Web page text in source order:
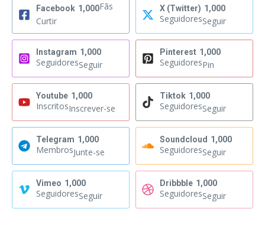
Facebook 1,000Fãs
Curtir
X (Twitter) 1,000
SeguidoresSeguir
Instagram 1,000
SeguidoresSeguir
Pinterest 1,000
SeguidoresPin
Youtube 1,000
InscritosInscrever-se
Tiktok 1,000
SeguidoresSeguir
Telegram 1,000
MembrosJunte-se
Soundcloud 1,000
SeguidoresSeguir
Vimeo 1,000
SeguidoresSeguir
Dribbble 1,000
SeguidoresSeguir